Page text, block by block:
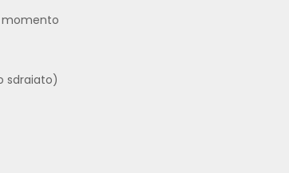
momento
sdraiato)